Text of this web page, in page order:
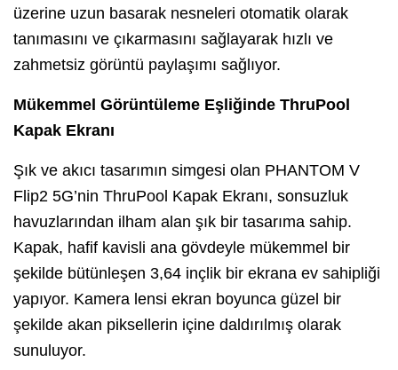
üzerine uzun basarak nesneleri otomatik olarak
tanımasını ve çıkarmasını sağlayarak hızlı ve
zahmetsiz görüntü paylaşımı sağlıyor.
Mükemmel Görüntüleme Eşliğinde ThruPool
Kapak Ekranı
Şık ve akıcı tasarımın simgesi olan PHANTOM V
Flip2 5G’nin ThruPool Kapak Ekranı, sonsuzluk
havuzlarından ilham alan şık bir tasarıma sahip.
Kapak, hafif kavisli ana gövdeyle mükemmel bir
şekilde bütünleşen 3,64 inçlik bir ekrana ev sahipliği
yapıyor. Kamera lensi ekran boyunca güzel bir
şekilde akan piksellerin içine daldırılmış olarak
sunuluyor.